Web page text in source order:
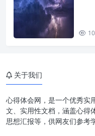
关于我们
心得体会网，是一个优秀实
文、实用性文档，涵盖心得
思想汇报等，供网友们参考